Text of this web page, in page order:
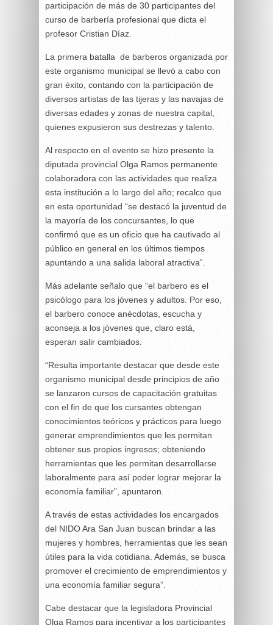
participación de más de 30 participantes del
curso de barbería profesional que dicta el
profesor Cristian Díaz.
La primera batalla de barberos organizada por
este organismo municipal se llevó a cabo con
gran éxito, contando con la participación de
diversos artistas de las tijeras y las navajas de
diversas edades y zonas de nuestra capital,
quienes expusieron sus destrezas y talento.
Al respecto en el evento se hizo presente la
diputada provincial Olga Ramos permanente
colaboradora con las actividades que realiza
esta institución a lo largo del año; recalco que
en esta oportunidad “se destacó la juventud de
la mayoría de los concursantes, lo que
confirmó que es un oficio que ha cautivado al
público en general en los últimos tiempos
apuntando a una salida laboral atractiva”.
Más adelante señalo que “el barbero es el
psicólogo para los jóvenes y adultos. Por eso,
el barbero conoce anécdotas, escucha y
aconseja a los jóvenes que, claro está,
esperan salir cambiados.
“Resulta importante destacar que desde este
organismo municipal desde principios de año
se lanzaron cursos de capacitación gratuitas
con el fin de que los cursantes obtengan
conocimientos teóricos y prácticos para luego
generar emprendimientos que les permitan
obtener sus propios ingresos; obteniendo
herramientas que les permitan desarrollarse
laboralmente para así poder lograr mejorar la
economía familiar”, apuntaron.
A través de estas actividades los encargados
del NIDO Ara San Juan buscan brindar a las
mujeres y hombres, herramientas que les sean
útiles para la vida cotidiana. Además, se busca
promover el crecimiento de emprendimientos y
una economía familiar segura”.
Cabe destacar que la legisladora Provincial
Olga Ramos para incentivar a los participantes